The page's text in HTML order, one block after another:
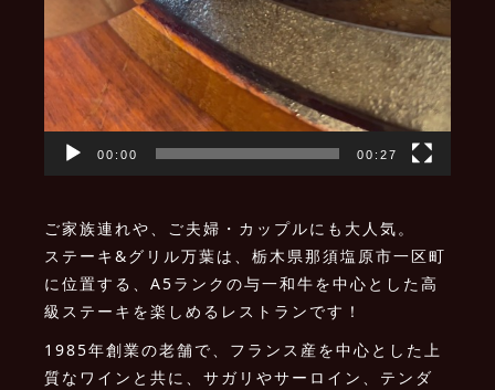
00:00 00:27
ご家族連れや、ご夫婦・カップルにも大人気。
ステーキ&グリル万葉は、栃木県那須塩原市一区町
に位置する、A5ランクの与一和牛を中心とした高
級ステーキを楽しめるレストランです！
1985年創業の老舗で、フランス産を中心とした上
質なワインと共に、サガリやサーロイン、テンダ